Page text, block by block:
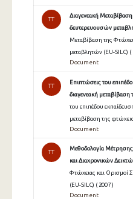
TT
Διαγενεακή Μεταβίβαση
δευτερευουσών
Μεταβίβαση της
μεταβλητών (EU-SILC) (
Document
TT
Επιπτώσεις του
διαγενεακή μεταβίβαση
του επιπέδου
μεταβίβαση της
Document
TT
Μεθοδολογία
και Διαχρονικών
Φτώχειας και Ορισμοί
(EU-SILC) ( 2007 )
Document